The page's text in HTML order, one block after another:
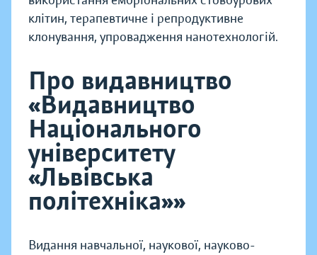
клітин, терапевтичне і репродуктивне
клонування, упровадження нанотехнологій.
Про видавництво
«Видавництво
Національного
університету
«Львівська
політехніка»»
Видання навчальної, наукової, науково-